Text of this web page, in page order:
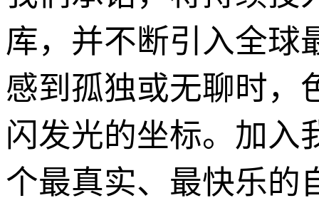
库，并不断引入全球
感到孤独或无聊时，
闪发光的坐标。加入
个最真实、最快乐的